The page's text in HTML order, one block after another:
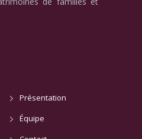
Présentation
Équipe